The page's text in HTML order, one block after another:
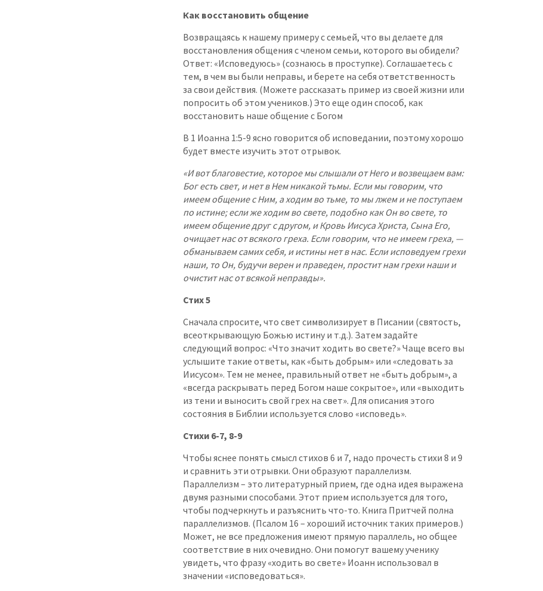
Как восстановить общение
Возвращаясь к нашему примеру с семьей, что вы делаете для
восстановления общения с членом семьи, которого вы обидели?
Ответ: «Исповедуюсь» (cознаюсь в проступке). Соглашаетесь с
тем, в чем вы были неправы, и берете на себя ответственность
за свои действия. (Можете рассказать пример из своей жизни или
попросить об этом учеников.) Это еще один способ, как
восстановить наше общение с Богом
В 1 Иоанна 1:5-9 ясно говорится об исповедании, поэтому хорошо
будет вместе изучить этот отрывок.
«И вот благовестие, которое мы слышали от Него и возвещаем вам:
Бог есть свет, и нет в Нем никакой тьмы. Если мы говорим, что
имеем общение с Ним, а ходим во тьме, то мы лжем и не поступаем
по истине; если же ходим во свете, подобно как Он во свете, то
имеем общение друг с другом, и Кровь Иисуса Христа, Сына Его,
очищает нас от всякого греха. Если говорим, что не имеем греха, —
обманываем самих себя, и истины нет в нас. Если исповедуем грехи
наши, то Он, будучи верен и праведен, простит нам грехи наши и
очистит нас от всякой неправды».
Стих 5
Сначала спросите, что свет символизирует в Писании (святость,
всеоткрывающую Божью истину и т.д.). Затем задайте
следующий вопрос: «Что значит ходить во свете?» Чаще всего вы
услышите такие ответы, как «быть добрым» или «следовать за
Иисусом». Тем не менее, правильный ответ не «быть добрым», а
«всегда раскрывать перед Богом наше сокрытое», или «выходить
из тени и выносить свой грех на свет». Для описания этого
состояния в Библии используется слово «исповедь».
Стихи 6-7, 8-9
Чтобы яснее понять смысл стихов 6 и 7, надо прочесть стихи 8 и 9
и сравнить эти отрывки. Они образуют параллелизм.
Параллелизм – это литературный прием, где одна идея выражена
двумя разными способами. Этот прием используется для того,
чтобы подчеркнуть и разъяснить что-то. Книга Притчей полна
параллелизмов. (Псалом 16 – хороший источник таких примеров.)
Может, не все предложения имеют прямую параллель, но общее
соответствие в них очевидно. Они помогут вашему ученику
увидеть, что фразу «ходить во свете» Иоанн использовал в
значении «исповедоваться».